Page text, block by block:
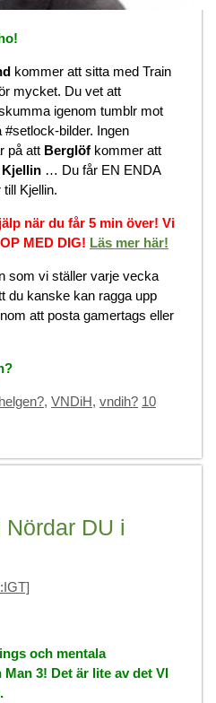
kommer att sitta med Train
mycket. Du vet att
igenom tumblr mot
#setlock-bilder. Ingen
på att Berglöf kommer att
Kjellin … Du får EN ENDA
Kjellin.
när du får 5 min över! Vi
MED DIG! Läs mer här!
som vi ställer varje vecka
du kanske kan ragga upp
att posta gamertags eller
, VNDiH, vndih? 10
DU i
och mentala
3! Det är lite av det VI